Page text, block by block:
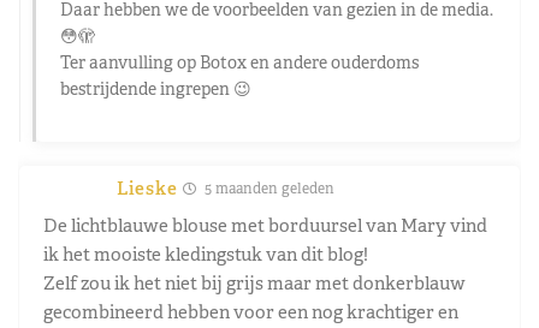
Daar hebben we de voorbeelden van gezien in de media.
😳🫣
Ter aanvulling op Botox en andere ouderdoms
bestrijdende ingrepen 😉
Lieske 5 maanden geleden
De lichtblauwe blouse met borduursel van Mary vind
ik het mooiste kledingstuk van dit blog!
Zelf zou ik het niet bij grijs maar met donkerblauw
gecombineerd hebben voor een nog krachtiger en